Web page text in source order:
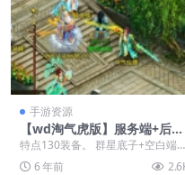
手游资源
【wd淘气虎版】服务端+后台
+视频教程
特点130装备。 群星底子+空白端里
的玩法。 系统win2008。
6 年前